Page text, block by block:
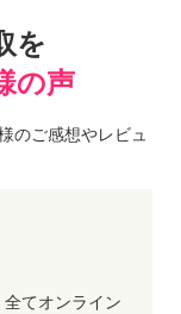
を
の声
のご感想やレビュ
てオンライン